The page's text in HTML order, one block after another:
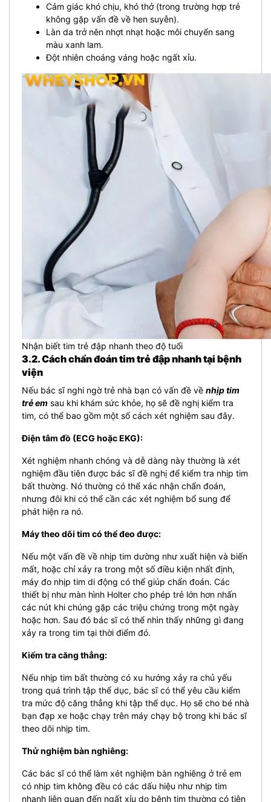
Cảm giác khó chịu, khó thở (trong trường hợp trẻ
không gặp vấn đề về hen suyễn).
Làn da trở nên nhợt nhạt hoặc môi chuyển sang
màu xanh lam.
Đột nhiên choáng váng hoặc ngất xỉu.
Nhận biết tim trẻ đập nhanh theo độ tuổi
3.2. Cách chẩn đoán tim trẻ đập nhanh tại bệnh
viện
Nếu bác sĩ nghi ngờ trẻ nhà bạn có vấn đề về nhịp tim
trẻ em sau khi khám sức khỏe, họ sẽ đề nghị kiểm tra
tim, có thể bao gồm một số cách xét nghiệm sau đây.
Điện tâm đồ (ECG hoặc EKG):
Xét nghiệm nhanh chóng và dễ dàng này thường là xét
nghiệm đầu tiên được bác sĩ đề nghị để kiểm tra nhịp tim
bất thường. Nó thường có thể xác nhận chẩn đoán,
nhưng đôi khi có thể cần các xét nghiệm bổ sung để
phát hiện ra nó.
Máy theo dõi tim có thể đeo được:
Nếu một vấn đề về nhịp tim dường như xuất hiện và biến
mất, hoặc chỉ xảy ra trong một số điều kiện nhất định,
máy đo nhịp tim di động có thể giúp chẩn đoán. Các
thiết bị như màn hình Holter cho phép trẻ lớn hơn nhấn
các nút khi chúng gặp các triệu chứng trong một ngày
hoặc hơn. Sau đó bác sĩ có thể nhìn thấy những gì đang
xảy ra trong tim tại thời điểm đó.
Kiểm tra căng thẳng:
Nếu nhịp tim bất thường có xu hướng xảy ra chủ yếu
trong quá trình tập thể dục, bác sĩ có thể yêu cầu kiểm
tra mức độ căng thẳng khi tập thể dục. Họ sẽ cho bé nhà
bạn đạp xe hoặc chạy trên máy chạy bộ trong khi bác sĩ
theo dõi nhịp tim.
Thử nghiệm bàn nghiêng:
Các bác sĩ có thể làm xét nghiệm bàn nghiêng ở trẻ em
có nhịp tim không đều có các dấu hiệu như nhịp tim
nhanh liên quan đến ngất xỉu do bệnh tim thường có tiên